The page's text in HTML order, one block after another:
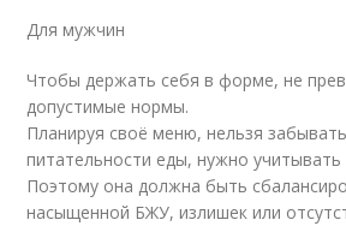
Для мужчин
Чтобы держать себя в форме, не
допустимые нормы.
Планируя своё меню, нельзя
питательности еды, нужно учитывать
Поэтому она должна быть
насыщенной БЖУ, излишек или